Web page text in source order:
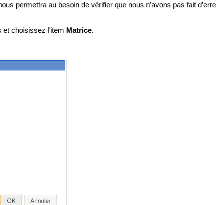
permettra au besoin de vérifier que nous n’avons pas fait
et choisissez l’item Matrice.